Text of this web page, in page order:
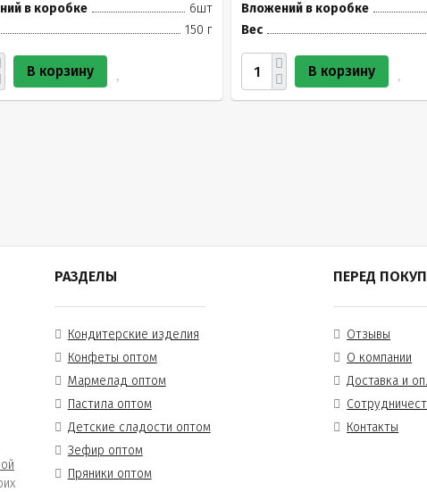
в коробке
6шт
150 г
В корзину
Вложений в коробке
Вес
В корзину
РАЗДЕЛЫ
Кондитерские изделия
Конфеты оптом
Мармелад оптом
Пастила оптом
Детские сладости оптом
Зефир оптом
Пряники оптом
ПЕРЕД
Отзывы
О компании
Доставка и
Контакты